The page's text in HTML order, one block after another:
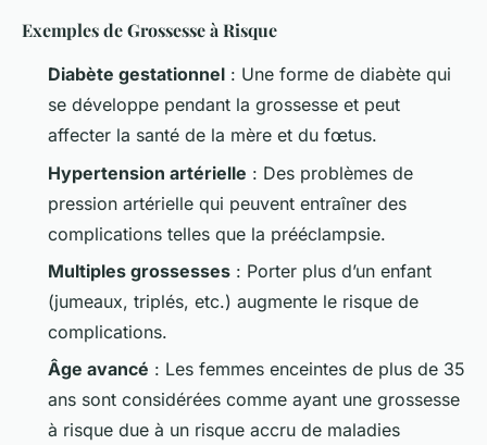
Exemples de Grossesse à Risque
Diabète gestationnel : Une forme de diabète qui
se développe pendant la grossesse et peut
affecter la santé de la mère et du fœtus.
Hypertension artérielle : Des problèmes de
pression artérielle qui peuvent entraîner des
complications telles que la prééclampsie.
Multiples grossesses : Porter plus d’un enfant
(jumeaux, triplés, etc.) augmente le risque de
complications.
Âge avancé : Les femmes enceintes de plus de 35
ans sont considérées comme ayant une grossesse
à risque due à un risque accru de maladies